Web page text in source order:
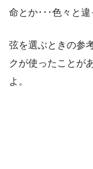
命とか･･･色々と違
弦を選ぶときの参
クが使ったことが
よ。